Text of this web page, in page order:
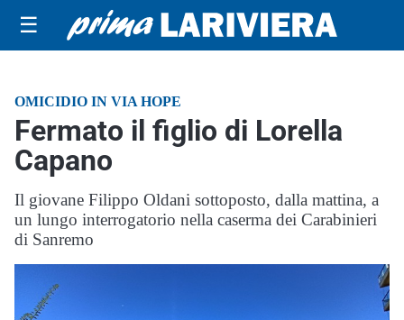
☰
OMICIDIO IN VIA HOPE
Fermato il figlio di Lorella
Capano
Il giovane Filippo Oldani sottoposto, dalla mattina, a
un lungo interrogatorio nella caserma dei Carabinieri
di Sanremo